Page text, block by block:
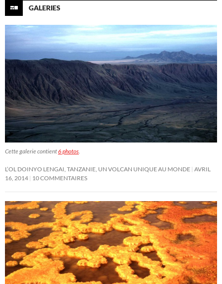
GALERIES
Cette galerie contient6 photos
L’OL DOINYO LENGAI, TANZANIE, UN VOLCAN UNIQUE AU MONDE AVRIL
16, 2014 10 COMMENTAIRES